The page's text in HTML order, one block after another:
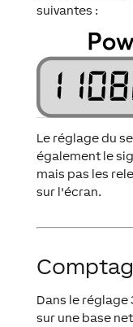
suivantes :
Le réglage du
également le
mais pas les
sur l'écran.
Dans le
sur une base